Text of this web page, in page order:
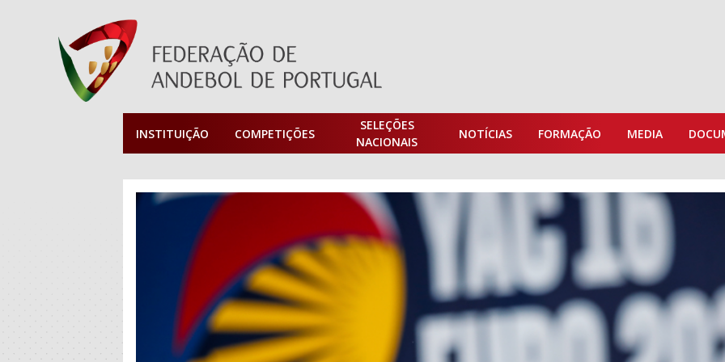
INSTITUIÇÃO COMPETIÇÕES
SELEÇÕES
NACIONAIS
NOTÍCIAS FORMAÇÃO MEDIA